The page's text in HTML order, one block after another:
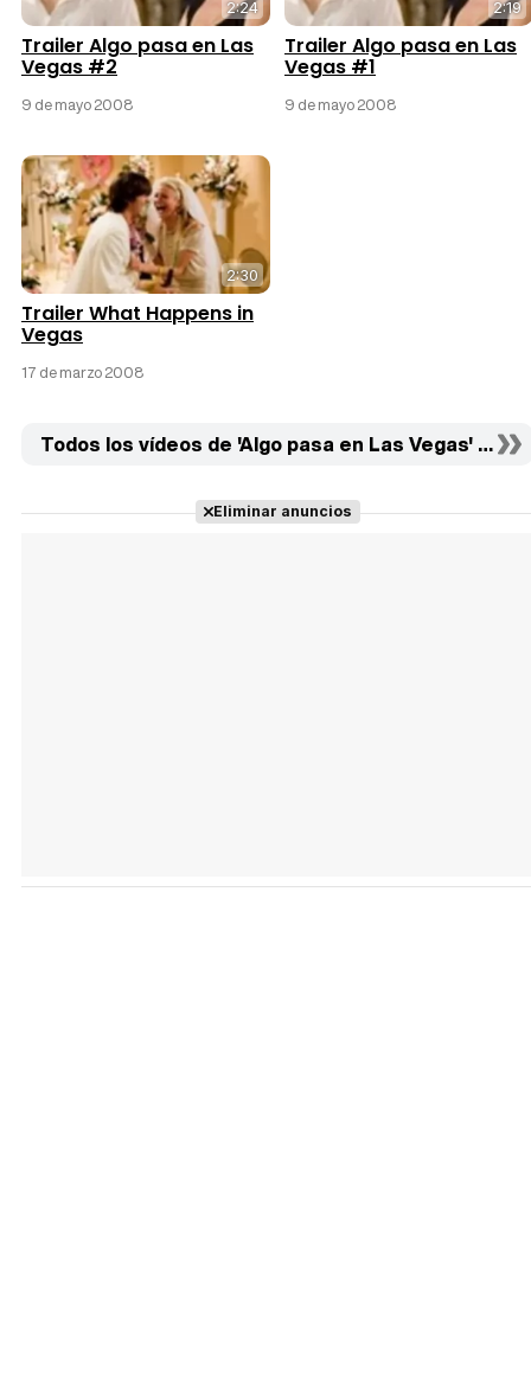
2:24
Trailer Algo pasa en Las
Vegas #2
9 de mayo 2008
2:19
Trailer Algo pasa en Las
Vegas #1
9 de mayo 2008
2:30
Trailer What Happens in
Vegas
17 de marzo 2008
Todos los vídeos de 'Algo pasa en Las Vegas' (3)
Eliminar anuncios